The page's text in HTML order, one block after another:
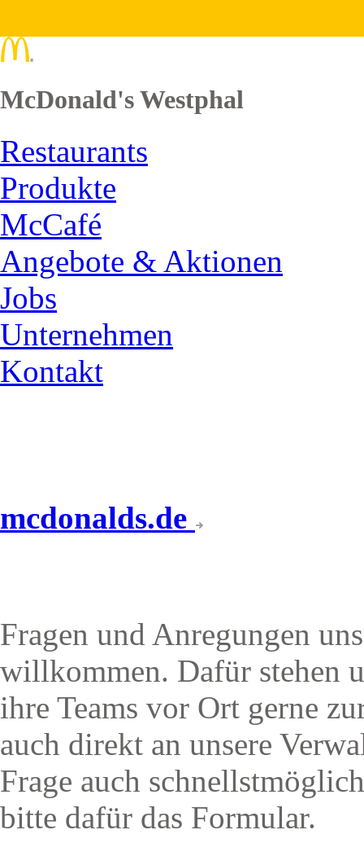
McDonald's Westphal
Restaurants
Produkte
McCafé
Angebote & Aktionen
Jobs
Unternehmen
Kontakt
mcdonalds.de
Fragen und Anregungen
willkommen. Dafür stehen
ihre Teams vor Ort gerne
auch direkt an unsere
Frage auch
bitte dafür das Formular.